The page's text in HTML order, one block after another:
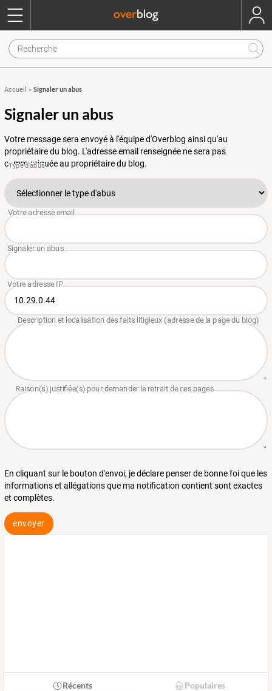
Accueil » Signaler un abus
Signaler un abus
Votre message sera envoyé à l'équipe d'Overblog ainsi qu'au
propriétaire du blog. L'adresse email renseignée ne sera pas
communiquée au propriétaire du blog.
En cliquant sur le bouton d'envoi, je déclare penser de bonne foi que les
informations et allégations que ma notification contient sont exactes
et complètes.
envoyer
Récents Populaires